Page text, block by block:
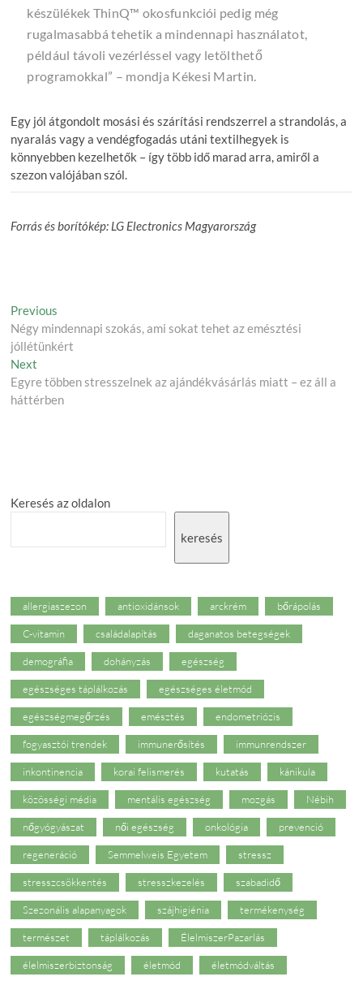
készülékek ThinQ™ okosfunkciói pedig még
rugalmasabbá tehetik a mindennapi használatot,
például távoli vezérléssel vagy letölthető
programokkal” – mondja Kékesi Martin.
Egy jól átgondolt mosási és szárítási rendszerrel a strandolás, a
nyaralás vagy a vendégfogadás utáni textilhegyek is
könnyebben kezelhetők – így több idő marad arra, amiről a
szezon valójában szól.
Forrás és borítókép: LG Electronics Magyarország
Post
navigation
Previous
post:
Négy mindennapi szokás, ami sokat tehet az emésztési
jóllétünkért
Next
post:
Egyre többen stresszelnek az ajándékvásárlás miatt – ez áll a
háttérben
Keresés az oldalon
keresés
allergiaszezon antioxidánsok arckrém bőrápolás
C-vitamin családalapítás daganatos betegségek
demográfia dohányzás egészség
egészséges táplálkozás egészséges életmód
egészségmegőrzés emésztés endometriózis
fogyasztói trendek immunerősítés immunrendszer
inkontinencia korai felismerés kutatás kánikula
közösségi média mentális egészség mozgás Nébih
nőgyógyászat női egészség onkológia prevenció
regeneráció Semmelweis Egyetem stressz
stresszcsökkentés stresszkezelés szabadidő
Szezonális alapanyagok szájhigiénia termékenység
természet táplálkozás ÉlelmiszerPazarlás
élelmiszerbiztonság életmód életmódváltás